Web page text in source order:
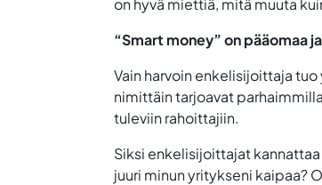
on hyvä miettiä, mitä muuta
“Smart money” on pääomaa
Vain harvoin enkelisijoittaja
nimittäin tarjoavat
tuleviin rahoittajiin.
Siksi enkelisijoittajat
juuri minun yritykseni kaipaa?